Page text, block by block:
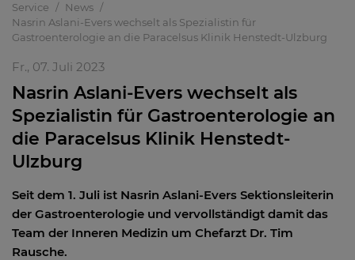
Service
News
Nasrin Aslani-Evers wechselt als Spezialistin für
Gastroenterologie an die Paracelsus Klinik Henstedt-Ulzburg
Fr., 07. Juli 2023
Nasrin Aslani-Evers wechselt als
Spezialistin für Gastroenterologie an
die Paracelsus Klinik Henstedt-
Ulzburg
Seit dem 1. Juli ist Nasrin Aslani-Evers Sektionsleiterin
der Gastroenterologie und vervollständigt damit das
Team der Inneren Medizin um Chefarzt Dr. Tim
Rausche.